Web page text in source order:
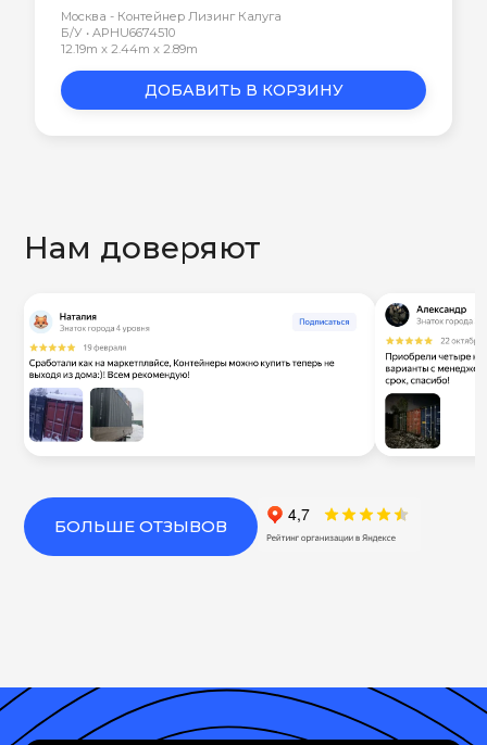
Москва - Контейнер Лизинг Калуга
Б/У • APHU6674510
12.19m x 2.44m x 2.89m
ДОБАВИТЬ В КОРЗИНУ
Нам доверяют
БОЛЬШЕ ОТЗЫВОВ